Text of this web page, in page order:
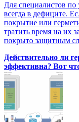
Для специалистов
всегда в дефиците.
покрытие или
тратить время на их
покрыто защитным
Действительно ли
эффективна? Вот